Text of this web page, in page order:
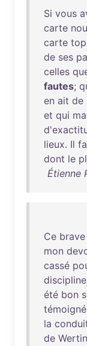
Si vous
carte
carte
de ses
celles
fautes;
en ait de
et qui
lieux. Il
dont le
Étienne
Ce brave
mon
cassé
discipline
été bon
témoigné
la
de